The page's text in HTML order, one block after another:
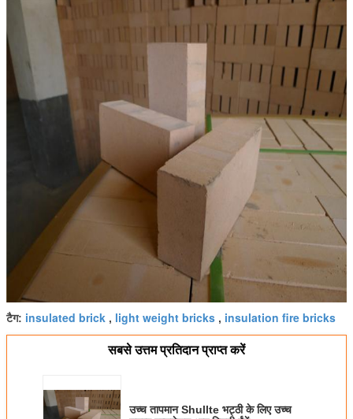
टैग: insulated brick , light weight bricks , insulation fire bricks
सबसे उत्तम प्रतिदान प्राप्त करें
उच्च तापमान Shullte भट्ठी के लिए उच्च